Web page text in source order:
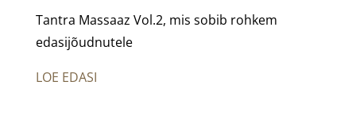
Tantra Massaaz Vol.2, mis sobib rohkem
edasijõudnutele
LOE EDASI